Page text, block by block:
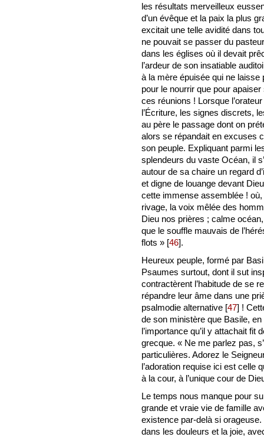
les résultats merveilleux
d’un évêque et la paix la plus
excitait une telle avidité dans
ne pouvait se passer du
dans les églises où il devait
l’ardeur de son insatiable
à la mère épuisée qui ne
pour le nourrir que pour
ces réunions ! Lorsque
l’Écriture, les signes discrets,
au père le passage dont on
alors se répandait en excuses
son peuple. Expliquant parmi
splendeurs du vaste Océan, il
autour de sa chaire un regard
et digne de louange devant
cette immense assemblée !
rivage, la voix mêlée des
Dieu nos prières ; calme
que le souffle mauvais de
flots » [46].
Heureux peuple, formé par
Psaumes surtout, dont il sut
contractèrent l’habitude de se
répandre leur âme dans une
psalmodie alternative [47] !
de son ministère que Basile,
l’importance qu’il y attachait fit
grecque. « Ne me parlez pas,
particulières. Adorez le
l’adoration requise ici est celle
à la cour, à l’unique cour de
Le temps nous manque pour
grande et vraie vie de famille
existence par-delà si
dans les douleurs et la joie,